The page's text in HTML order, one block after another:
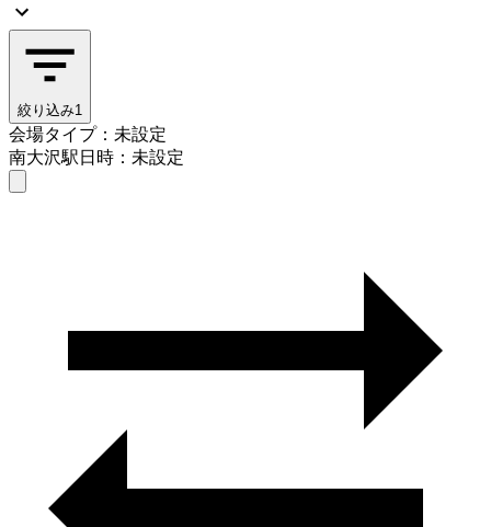
絞り込み1
会場タイプ：未設定
南大沢駅日時：未設定